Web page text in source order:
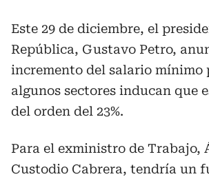
Este 29 de diciembre, el
República, Gustavo Petro,
incremento del salario mínimo
algunos sectores inducan que
del orden del 23%.
Para el exministro de Trabajo,
Custodio Cabrera, tendría un